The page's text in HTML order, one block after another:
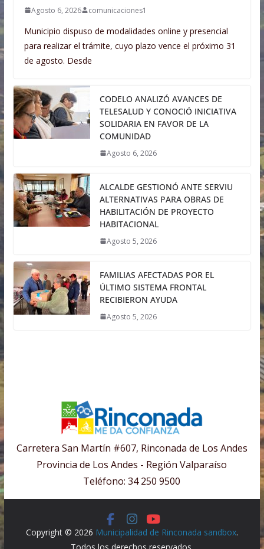
Agosto 6, 2026 comunicaciones1
Municipio dispuso de modalidades online y presencial
para realizar el trámite, cuyo plazo vence el próximo 31
de agosto. Desde
CODELO ANALIZÓ AVANCES DE
TELESALUD Y CONOCIÓ INICIATIVA
SOLIDARIA EN FAVOR DE LA
COMUNIDAD
Agosto 6, 2026
ALCALDE GESTIONÓ ANTE SERVIU
ALTERNATIVAS PARA OBRAS DE
HABILITACIÓN DE PROYECTO
HABITACIONAL
Agosto 5, 2026
FAMILIAS AFECTADAS POR EL
ÚLTIMO SISTEMA FRONTAL
RECIBIERON AYUDA
Agosto 5, 2026
Carretera San Martín #607, Rinconada de Los Andes
Provincia de Los Andes - Región Valparaíso
Teléfono: 34 250 9500
Copyright © 2026 Municipalidad de Rinconada sandbox.